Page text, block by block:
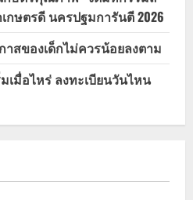
ษตรดี นครปฐมการันตี 2026
าสของเด็กไม่ควรน้อยลงตาม
เมื่อไหร่ ลงทะเบียนวันไหน